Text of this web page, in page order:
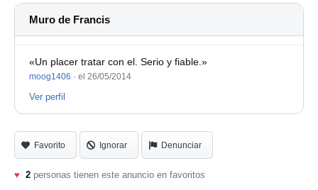
Muro de Francis
«Un placer tratar con el. Serio y fiable.»
moog1406 · el 26/05/2014
Ver perfil
Favorito Ignorar Denunciar
♥ 2 personas tienen este anuncio en favoritos